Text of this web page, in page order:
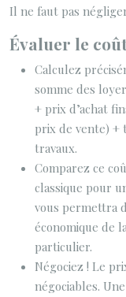
Il ne faut pas
Évaluer le
Calculez
somme des
+ prix d’achat
prix de vente) +
travaux.
Comparez ce
classique pour
vous permettra
économique de
particulier.
Négociez ! Le
négociables.